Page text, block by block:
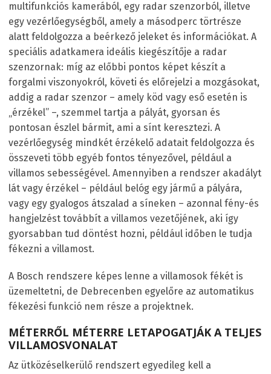
multifunkciós kamerából, egy radar szenzorból, illetve
egy vezérlőegységből, amely a másodperc törtrésze
alatt feldolgozza a beérkező jeleket és információkat. A
speciális adatkamera ideális kiegészítője a radar
szenzornak: míg az előbbi pontos képet készít a
forgalmi viszonyokról, követi és előrejelzi a mozgásokat,
addig a radar szenzor – amely köd vagy eső esetén is
„érzékel” –, szemmel tartja a pályát, gyorsan és
pontosan észlel bármit, ami a sínt keresztezi. A
vezérlőegység mindkét érzékelő adatait feldolgozza és
összeveti több egyéb fontos tényezővel, például a
villamos sebességével. Amennyiben a rendszer akadályt
lát vagy érzékel – például belóg egy jármű a pályára,
vagy egy gyalogos átszalad a síneken – azonnal fény-és
hangjelzést továbbít a villamos vezetőjének, aki így
gyorsabban tud döntést hozni, például időben le tudja
fékezni a villamost.
A Bosch rendszere képes lenne a villamosok fékét is
üzemeltetni, de Debrecenben egyelőre az automatikus
fékezési funkció nem része a projektnek.
MÉTERRŐL MÉTERRE LETAPOGATJÁK A TELJES
VILLAMOSVONALAT
Az ütközéselkerülő rendszert egyedileg kell a